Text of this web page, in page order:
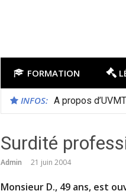
FORMATION
INFOS: A propos d’UVMT
Surdité
Admin 21 juin 2004
Monsieur D., 49 ans, est